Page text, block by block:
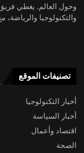
وحول العالم. يغطي فريق
والتكنولوجيا والرياضة،
تصنيفات الموقع
أخبار التكنولوجيا
أخبار السياسة
اقتصاد وأعمال
الصحة